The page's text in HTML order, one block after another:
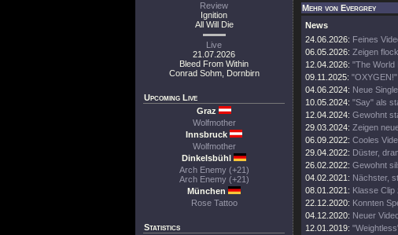
Review
Ignition
All Will Die
Live
21.07.2026
Bleed From Within
Conrad Sohm, Dornbirn
Upcoming Live
Graz
Wolfmother
Innsbruck
Wolfmother
Dinkelsbühl
Arch Enemy (+21)
Arch Enemy (+21)
München
Rose Tattoo
Statistics
Mehr von Evergrey
News
24.06.2026: Feines
06.05.2026: Zeigen
12.04.2026: "The World
09.11.2025:
04.06.2024: Neue
10.05.2024: "Say" als
12.04.2024: Gewohnt
29.03.2024: Zeigen
06.09.2022: Cooles
29.04.2022: Düster,
26.02.2022: Gewohnt
04.02.2021: Nächster,
08.01.2021: Klasse Clip
22.12.2020: Konnten
04.12.2020: Neuer
12.01.2019: